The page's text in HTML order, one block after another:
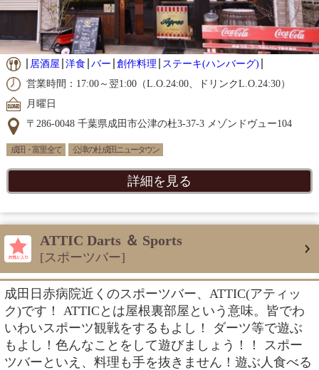
居酒屋 洋食 バー 創作料理
ステーキ(ハンバーグ)
営業時間：17:00～翌1:00（L.O.24:00、ドリンクL.O.24:30）
月曜日
〒286-0048 千葉県成田市公津の杜3-37-3 メゾンドヴュー104
成田・富里 全て 公津の杜 成田ニュータウン
詳細を見る
ATTIC Darts ＆ Sports
[スポーツバー]
成田日赤病院近くのスポーツバー、ATTIC(アティッ
ク)です！ ATTICとは屋根裏部屋という意味。皆でわ
いわいスポーツ観戦をするもよし！ ダーツ等で遊ぶ
もよし！色んなことをして遊びましょう！！ スポー
ツバーといえ、料理も手を抜きません！遊ぶ人食べる